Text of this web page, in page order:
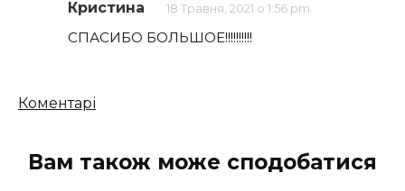
Кристина 18 Травня, 2021 о 1:56 pm
СПАСИБО БОЛЬШОЕ!!!!!!!!!!
Кількість
Коментарі
Вам також може сподобатися